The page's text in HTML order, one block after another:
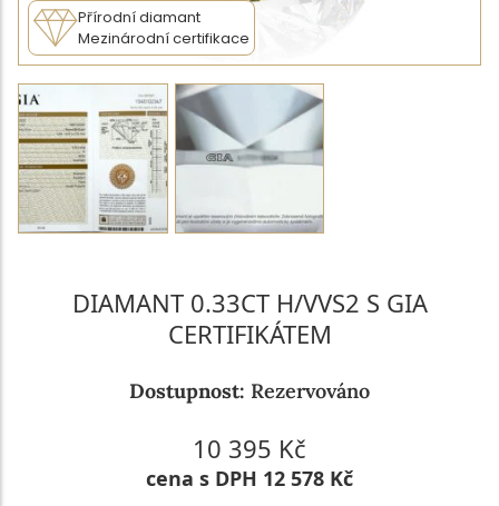
Přírodní diamant
Mezinárodní certifikace
DIAMANT 0.33CT H/VVS2 S GIA
CERTIFIKÁTEM
Dostupnost: Rezervováno
10 395 Kč
cena s DPH 12 578 Kč